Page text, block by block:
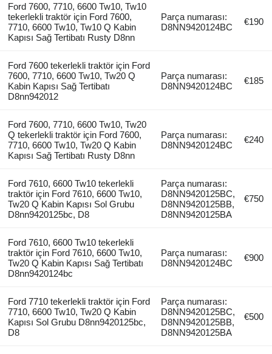
Ford 7600, 7710, 6600 Tw10, Tw10
tekerlekli traktör için Ford 7600,
7710, 6600 Tw10, Tw10 Q Kabin
Kapısı Sağ Tertibatı Rusty D8nn
Parça numarası:
D8NN9420124BC
€190
Ford 7600 tekerlekli traktör için Ford
7600, 7710, 6600 Tw10, Tw20 Q
Kabin Kapısı Sağ Tertibatı
D8nn942012
Parça numarası:
D8NN9420124BC
€185
Ford 7600, 7710, 6600 Tw10, Tw20
Q tekerlekli traktör için Ford 7600,
7710, 6600 Tw10, Tw20 Q Kabin
Kapısı Sağ Tertibatı Rusty D8nn
Parça numarası:
D8NN9420124BC
€240
Ford 7610, 6600 Tw10 tekerlekli
traktör için Ford 7610, 6600 Tw10,
Tw20 Q Kabin Kapısı Sol Grubu
D8nn9420125bc, D8
Parça numarası:
D8NN9420125BC,
D8NN9420125BB,
D8NN9420125BA
€750
Ford 7610, 6600 Tw10 tekerlekli
traktör için Ford 7610, 6600 Tw10,
Tw20 Q Kabin Kapısı Sağ Tertibatı
D8nn9420124bc
Parça numarası:
D8NN9420124BC
€900
Ford 7710 tekerlekli traktör için Ford
7710, 6600 Tw10, Tw20 Q Kabin
Kapısı Sol Grubu D8nn9420125bc,
D8
Parça numarası:
D8NN9420125BC,
D8NN9420125BB,
D8NN9420125BA
€500